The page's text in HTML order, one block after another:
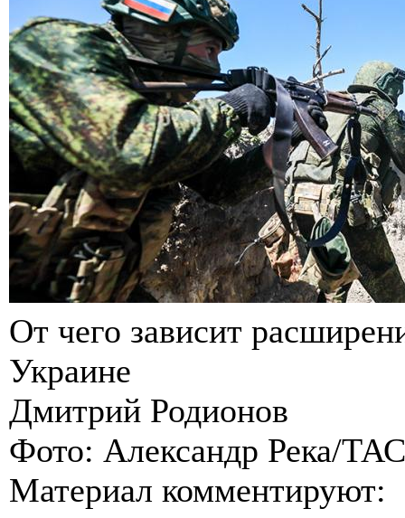
От чего зависит
Украине
Дмитрий Родионов
Фото: Александр Река/
Материал комментируют: